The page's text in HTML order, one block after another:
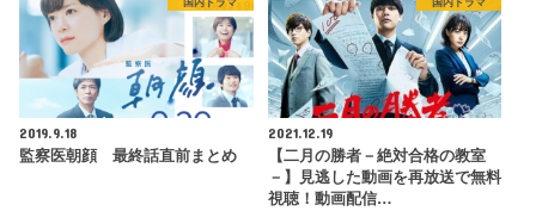
2019.9.18
監察医朝顔 最終話直前まとめ
2021.12.19
【二月の勝者－絶対合格の教室
－】見逃した動画を再放送で無料
視聴！動画配信…